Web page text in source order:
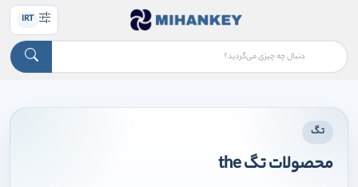
IRT
تگ
محصولات تگ the